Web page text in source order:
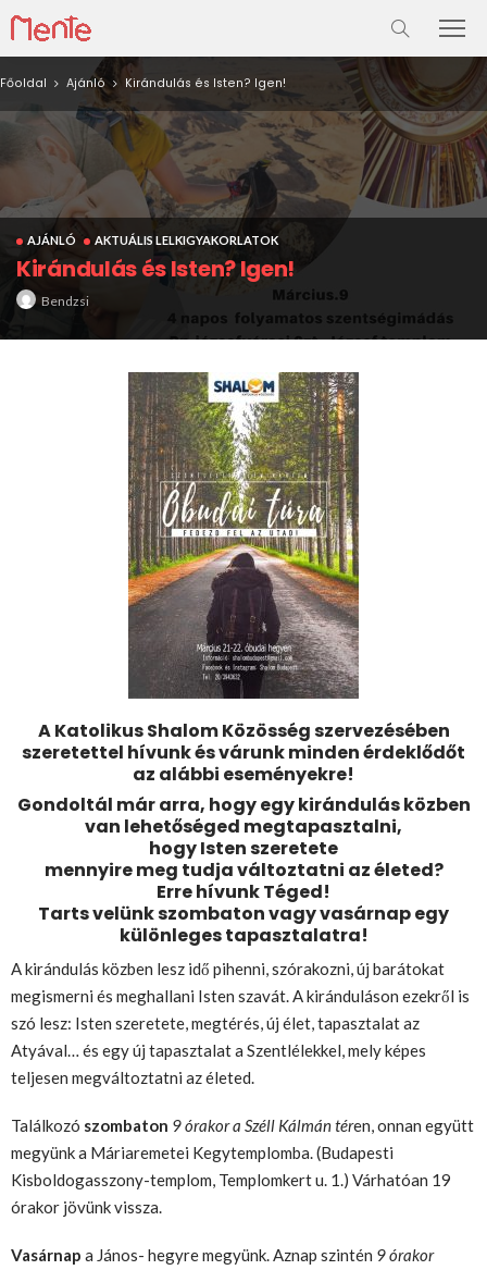
Főoldal Ajánló Kirándulás és Isten? Igen!
AJÁNLÓ AKTUÁLIS LELKIGYAKORLATOK
Kirándulás és Isten? Igen!
Bendzsi
A Katolikus Shalom Közösség szervezésében
szeretettel hívunk és várunk minden érdeklődőt
az alábbi eseményekre!
Gondoltál már arra, hogy egy kirándulás közben
van lehetőséged megtapasztalni,
hogy Isten szeretete
mennyire meg tudja változtatni az életed?
Erre hívunk Téged!
Tarts velünk szombaton vagy vasárnap egy
különleges tapasztalatra!
A kirándulás közben lesz idő pihenni, szórakozni, új barátokat
megismerni és meghallani Isten szavát. A kiránduláson ezekről is
szó lesz: Isten szeretete, megtérés, új élet, tapasztalat az
Atyával… és egy új tapasztalat a Szentlélekkel, mely képes
teljesen megváltoztatni az életed.
Találkozó szombaton 9 órakor a Széll Kálmán téren, onnan együtt
megyünk a Máriaremetei Kegytemplomba. (Budapesti
Kisboldogasszony-templom, Templomkert u. 1.) Várhatóan 19
órakor jövünk vissza.
Vasárnap a János- hegyre megyünk. Aznap szintén 9 órakor